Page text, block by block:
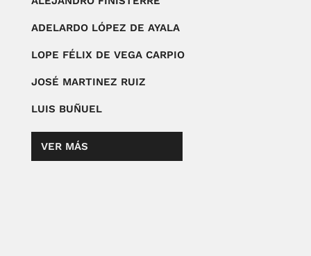
ADELARDO LÓPEZ DE AYALA
LOPE FÉLIX DE VEGA CARPIO
JOSÉ MARTINEZ RUIZ
LUIS BUÑUEL
VER MÁS